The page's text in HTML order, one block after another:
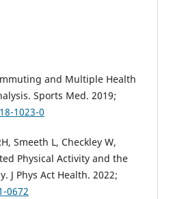
and Multiple Health
Sports Med. 2019;
1023-0
Smeeth L, Checkley W,
Physical Activity and the
J Phys Act Health. 2022;
0672